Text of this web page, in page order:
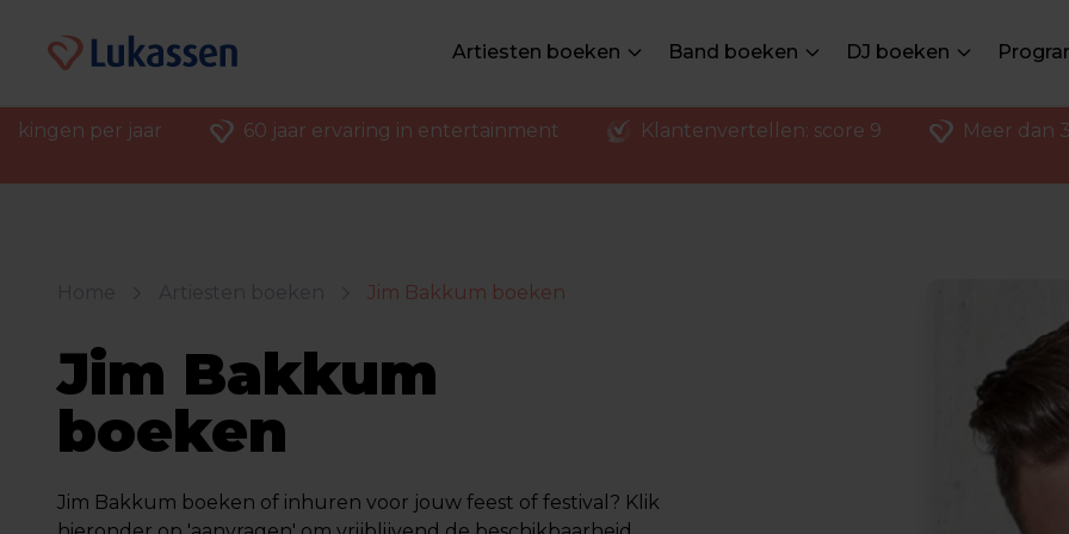
Artiesten boeken Band boeken DJ boeken
per jaar 60 jaar ervaring in entertainment Klantenvertellen: score 9 Meer dan
Jim Bakkum boeken
Jim Bakkum
boeken
Jim Bakkum boeken of inhuren voor jouw feest of festival? Klik